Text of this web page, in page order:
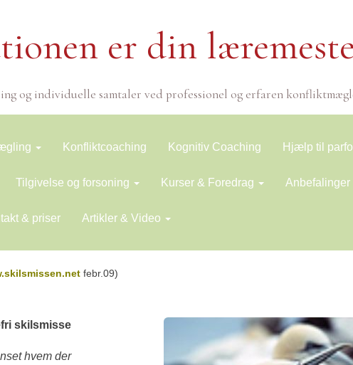
og individuelle samtaler ved professionel og erfaren
er din
Konfliktcoaching Kognitiv Coaching Hjælp til
Tilgivelse og forsoning Kurser & Foredrag Anbefalinger
& priser Artikler & Video
febr.09)
skilsmisse
hvem der